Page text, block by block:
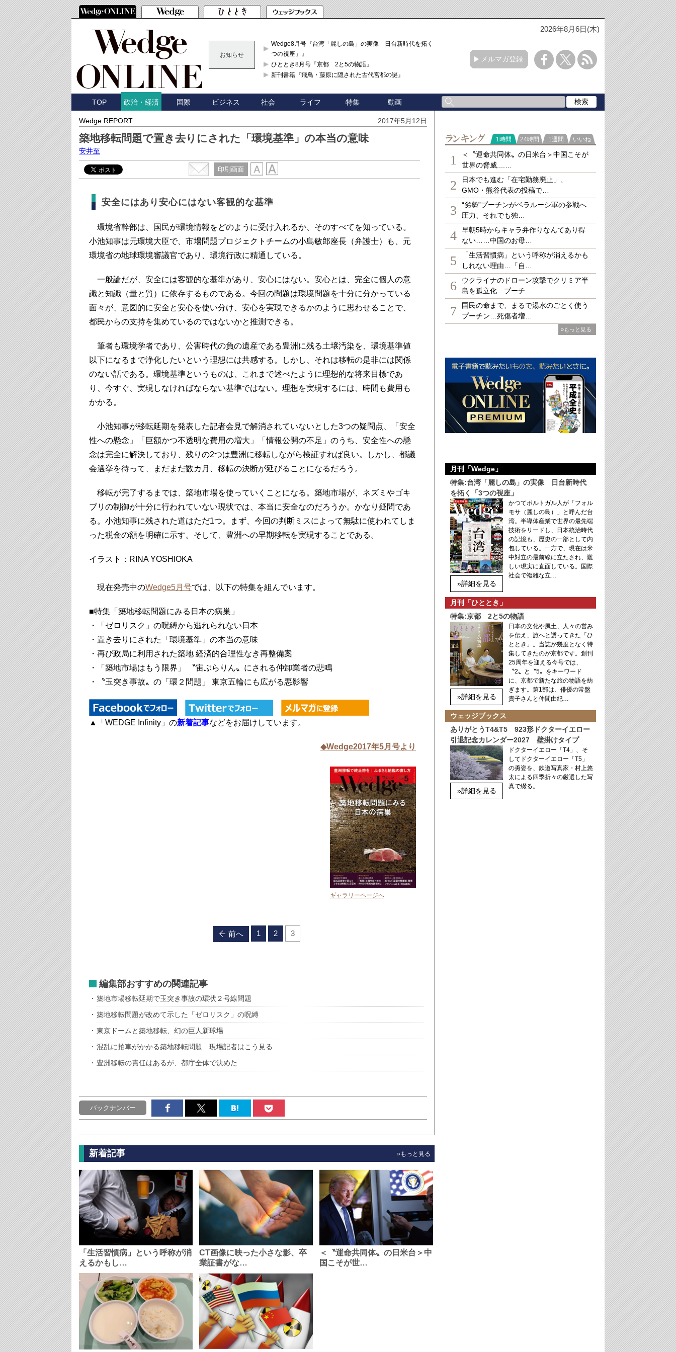
2026年8月6日(木)
お知らせ
Wedge8月号『台湾「麗しの島」の実像 日台新時代を拓く「3
つの視座」』
ひととき8月号『京都 2と5の物語』
新刊書籍『飛鳥・藤原に隠された古代宮都の謎』
メルマガ登録
TOP 政治・経済 国際 ビジネス 社会 ライフ 特集 動画
Wedge REPORT 2017年5月12日
築地移転問題で置き去りにされた「環境基準」の本当の意味
安井至
印刷画面
安全にはあり安心にはない客観的な基準
環境省幹部は、国民が環境情報をどのように受け入れるか、そのすべてを知っている。
小池知事は元環境大臣で、市場問題プロジェクトチームの小島敏郎座長（弁護士）も、元
環境省の地球環境審議官であり、環境行政に精通している。
一般論だが、安全には客観的な基準があり、安心にはない。安心とは、完全に個人の意
識と知識（量と質）に依存するものである。今回の問題は環境問題を十分に分かっている
面々が、意図的に安全と安心を使い分け、安心を実現できるかのように思わせることで、
都民からの支持を集めているのではないかと推測できる。
筆者も環境学者であり、公害時代の負の遺産である豊洲に残る土壌汚染を、環境基準値
以下になるまで浄化したいという理想には共感する。しかし、それは移転の是非には関係
のない話である。環境基準というものは、これまで述べたように理想的な将来目標であ
り、今すぐ、実現しなければならない基準ではない。理想を実現するには、時間も費用も
かかる。
小池知事が移転延期を発表した記者会見で解消されていないとした3つの疑問点、「安全
性への懸念」「巨額かつ不透明な費用の増大」「情報公開の不足」のうち、安全性への懸
念は完全に解決しており、残りの2つは豊洲に移転しながら検証すれば良い。しかし、都議
会選挙を待って、まだまだ数カ月、移転の決断が延びることになるだろう。
移転が完了するまでは、築地市場を使っていくことになる。築地市場が、ネズミやゴキ
ブリの制御が十分に行われていない現状では、本当に安全なのだろうか。かなり疑問であ
る。小池知事に残された道はただ1つ。まず、今回の判断ミスによって無駄に使われてしま
った税金の額を明確に示す。そして、豊洲への早期移転を実現することである。
イラスト：RINA YOSHIOKA
現在発売中のWedge5月号では、 以下の特集を組んでいます。
■特集「築地移転問題にみる日本の病巣」
・「ゼロリスク」の呪縛から逃れられない日本
・置き去りにされた「環境基準」の本当の意味
・再び政局に利用された築地 経済的合理性なき再整備案
・「築地市場はもう限界」 〝宙ぶらりん〟にされる仲卸業者の悲鳴
・〝玉突き事故〟の「環２問題」 東京五輪にも広がる悪影響
▲「WEDGE Infinity」の新着記事などをお届けしています。
◆Wedge2017年5月号より
ギャラリーページへ
前へ 1 2 3
編集部おすすめの関連記事
築地市場移転延期で玉突き事故の環状２号線問題
築地移転問題が改めて示した「ゼロリスク」の呪縛
東京ドームと築地移転、幻の巨人新球場
混乱に拍車がかかる築地移転問題 現場記者はこう見る
豊洲移転の責任はあるが、都庁全体で決めた
バックナンバー
新着記事 »もっと見る
「生活習慣病」という呼称が消
えるかもし…
CT画像に映った小さな影、卒
業証書がな…
＜〝運命共同体〟の日米台＞中
国こそが世…
ランキング
1時間 24時間 1週間 いいね
1
＜〝運命共同体〟の日米台＞中国こそが
世界の脅威....…
2
日本でも進む「在宅勤務廃止」、
GMO・熊谷代表の投稿で…
3
“劣勢”プーチンがベラルーシ軍の参戦へ
圧力、それでも独…
4
早朝5時からキャラ弁作りなんてあり得
ない……中国のお母…
5
「生活習慣病」という呼称が消えるかも
しれない理由…「自…
6
ウクライナのドローン攻撃でクリミア半
島を孤立化…プーチ…
7
国民の命まで、まるで湯水のごとく使う
プーチン…死傷者増…
»もっと見る
月刊「Wedge」
特集:台湾「麗しの島」の実像 日台新時代
を拓く「3つの視座」
»詳細を見る
かつてポルトガル人が「フォル
モサ（麗しの島）」と呼んだ台
湾。半導体産業で世界の最先端
技術をリードし、日本統治時代
の記憶も、歴史の一部として内
包している。一方で、現在は米
中対立の最前線に立たされ、難
しい現実に直面している。国際
社会で複雑な立…
月刊「ひととき」
特集:京都 2と5の物語
»詳細を見る
日本の文化や風土、人々の営み
を伝え、旅へと誘ってきた「ひ
ととき」。当誌が幾度となく特
集してきたのが京都です。創刊
25周年を迎える今号では、
〝2〟と〝5〟をキーワード
に、京都で新たな旅の物語を紡
ぎます。第1部は、俳優の常盤
貴子さんと仲間由紀…
ウェッジブックス
ありがとうT4&T5 923形ドクターイエロー
引退記念カレンダー2027 壁掛けタイプ
»詳細を見る
ドクターイエロー「T4」、そ
してドクターイエロー「T5」
の勇姿を、鉄道写真家・村上悠
太による四季折々の厳選した写
真で綴る。